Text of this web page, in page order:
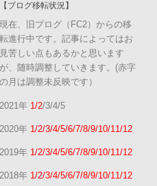
【ブログ移転状況】
現在、旧ブログ（FC2）からの移
転進行中です。記事によってはお
見苦しい点もあるかと思います
が、随時調整していきます。(赤字
の月は調整未反映です）
2021年 1/2/3/4/5
2020年 1/2/3/4/5/6/7/8/9/10/11/12
2019年 1/2/3/4/5/6/7/8/9/10/11/12
2018年 1/2/3/4/5/6/7/8/9/10/11/12